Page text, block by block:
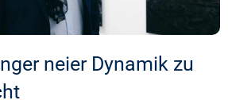
neier Dynamik zu